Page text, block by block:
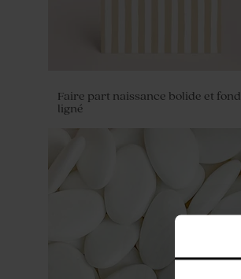
Faire part naissance bolide et fond
ligné